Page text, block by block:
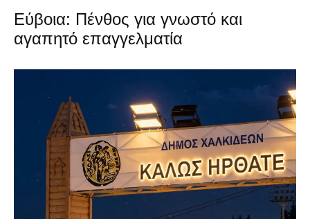
Εύβοια: Πένθος για γνωστό και
αγαπητό επαγγελματία